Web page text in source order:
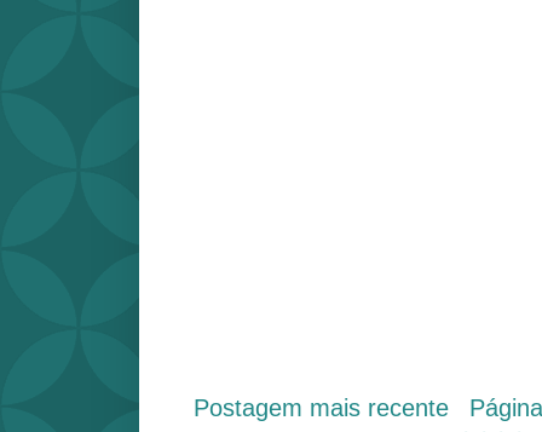
Postagem mais recente